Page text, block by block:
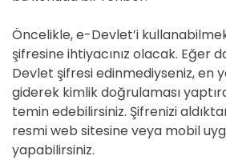
Öncelikle, e-Devlet’i
şifresine ihtiyacınız olacak. Eğer
Devlet şifresi edinmediyseniz, en
giderek kimlik doğrulaması
temin edebilirsiniz. Şifrenizi
resmi web sitesine veya mobil
yapabilirsiniz.